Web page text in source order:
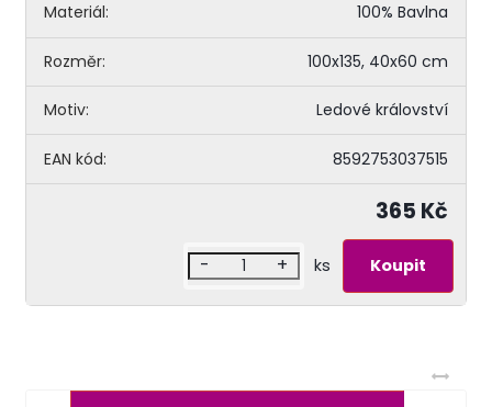
Materiál: 100% Bavlna
Rozměr: 100x135, 40x60 cm
Motiv: Ledové království
EAN kód: 8592753037515
365 Kč
- + ks